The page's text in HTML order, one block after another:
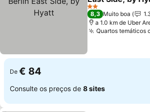
2 Estrelas
8,3 Muito boa
a 1.0 km de Uber
Quartos temáticos
De € 84
Consulte os preços de 8 sites